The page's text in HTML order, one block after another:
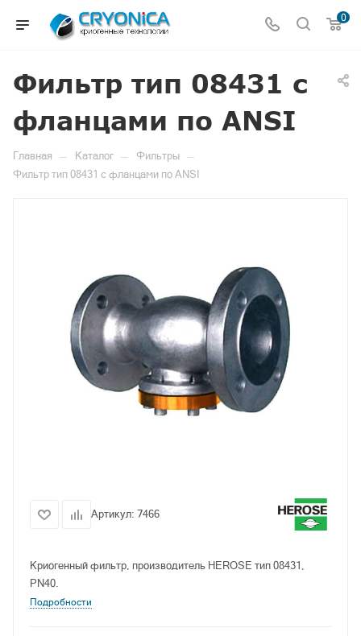
0
Фильтр тип 08431 с
фланцами по ANSI
Главная — Каталог — Фильтры —
Фильтр тип 08431 с фланцами по ANSI
Артикул: 7466
Криогенный фильтр, производитель HEROSE тип 08431,
PN40.
Подробности